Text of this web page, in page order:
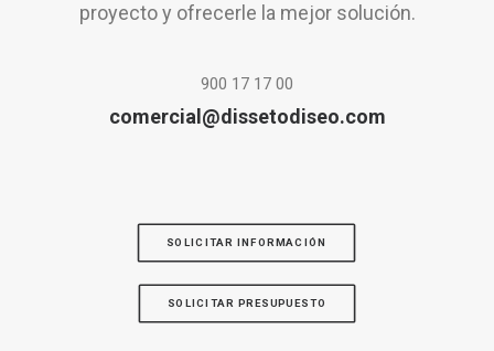
proyecto y ofrecerle la mejor solución.
900 17 17 00
comercial@dissetodiseo.com
SOLICITAR INFORMACIÓN
SOLICITAR PRESUPUESTO